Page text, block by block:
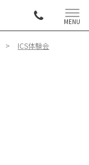
MENU
ICS体験会